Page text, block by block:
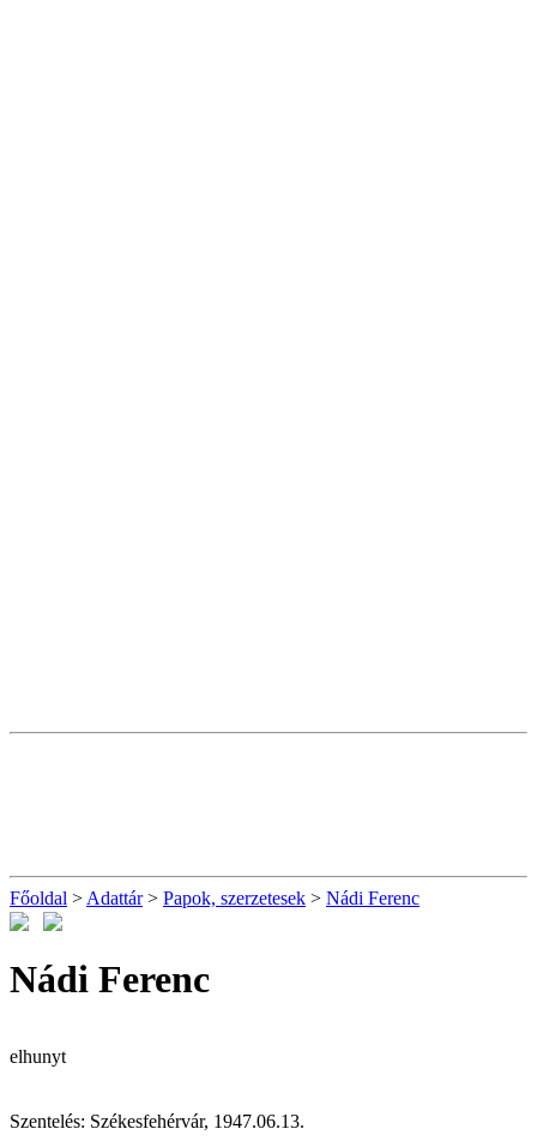
Főoldal > Adattár> Papok, szerzetesek > Nádi Ferenc
Nádi Ferenc
elhunyt
Szentelés: Székesfehérvár, 1947.06.13.